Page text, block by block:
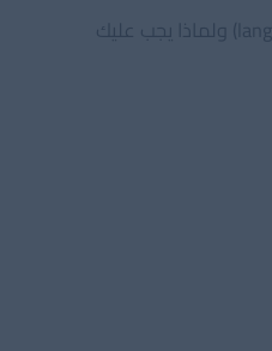
ما هي تقنية لانج تشين (lang chain) ولماذا يجب عليك